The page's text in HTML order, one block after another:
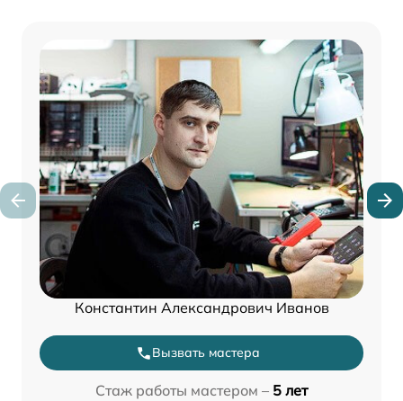
Константин Александрович Иванов
Вызвать мастера
Стаж работы мастером – 5 лет